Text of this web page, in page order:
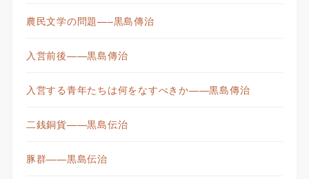
農民文学の問題—–黒島傳治
入営前後——黒島傳治
入営する青年たちは何をなすべきか——黒島傳治
二銭銅貨——黒島伝治
豚群——黒島伝治